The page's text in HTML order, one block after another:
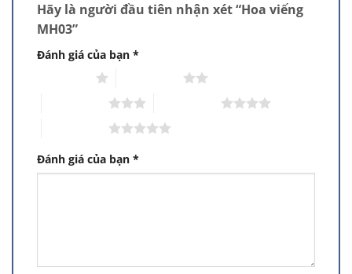
Hãy là người đầu tiên nhận xét “Hoa viếng
MH03”
Đánh giá của bạn *
Đánh giá của bạn *